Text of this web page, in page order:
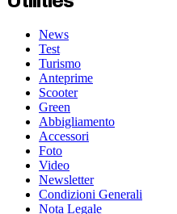
News
Test
Turismo
Anteprime
Scooter
Green
Abbigliamento
Accessori
Foto
Video
Newsletter
Condizioni Generali
Nota Legale